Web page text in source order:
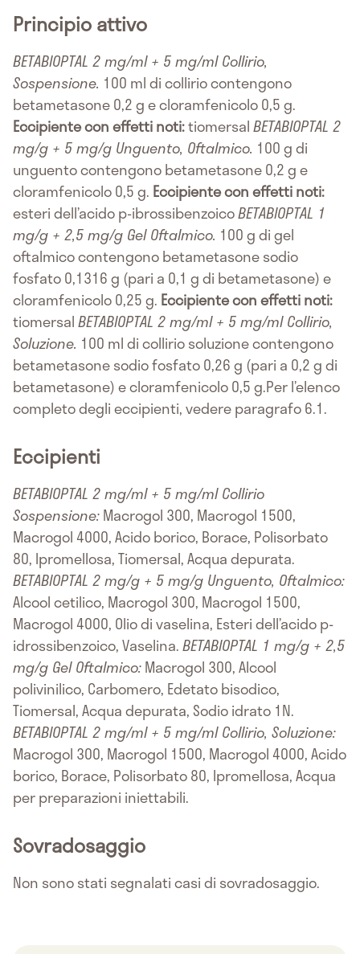
Principio attivo
BETABIOPTAL 2 mg/ml + 5 mg/ml Collirio,
Sospensione. 100 ml di collirio contengono
betametasone 0,2 g e cloramfenicolo 0,5 g.
Eccipiente con effetti noti:tiomersalBETABIOPTAL 2
mg/g + 5 mg/g Unguento, Oftalmico. 100 g di
unguento contengono betametasone 0,2 g e
cloramfenicolo 0,5 g. Eccipiente con effetti noti:
esteri dell’acido p-ibrossibenzoicoBETABIOPTAL 1
mg/g + 2,5 mg/g Gel Oftalmico. 100 g di gel
oftalmico contengono betametasone sodio
fosfato 0,1316 g (pari a 0,1 g di betametasone) e
cloramfenicolo 0,25 g. Eccipiente con effetti noti:
tiomersalBETABIOPTAL 2 mg/ml + 5 mg/ml Collirio,
Soluzione. 100 ml di collirio soluzione contengono
betametasone sodio fosfato 0,26 g (pari a 0,2 g di
betametasone) e cloramfenicolo 0,5 g.Per l’elenco
completo degli eccipienti, vedere paragrafo 6.1.
Eccipienti
BETABIOPTAL 2 mg/ml + 5 mg/ml Collirio
Sospensione:Macrogol 300, Macrogol 1500,
Macrogol 4000, Acido borico, Borace, Polisorbato
80, Ipromellosa, Tiomersal, Acqua depurata.
BETABIOPTAL 2 mg/g + 5 mg/g Unguento, Oftalmico:
Alcool cetilico, Macrogol 300, Macrogol 1500,
Macrogol 4000, Olio di vaselina, Esteri dell’acido p-
idrossibenzoico, Vaselina.BETABIOPTAL 1 mg/g + 2,5
mg/g Gel Oftalmico:Macrogol 300, Alcool
polivinilico, Carbomero, Edetato bisodico,
Tiomersal, Acqua depurata, Sodio idrato 1N.
BETABIOPTAL 2 mg/ml + 5 mg/ml Collirio, Soluzione:
Macrogol 300, Macrogol 1500, Macrogol 4000, Acido
borico, Borace, Polisorbato 80, Ipromellosa, Acqua
per preparazioni iniettabili.
Sovradosaggio
Non sono stati segnalati casi di sovradosaggio.